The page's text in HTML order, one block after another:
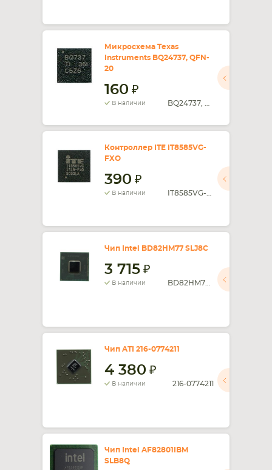
Микросхема Texas
Instruments BQ24737, QFN-
20
160
В наличии
Контроллер ITE IT8585VG-
FXO
390
В наличии
Чип Intel BD82HM77 SLJ8C
3 715
В наличии
Чип ATI 216-0774211
4 380
В наличии 216-0774211
Чип Intel AF82801IBM
SLB8Q